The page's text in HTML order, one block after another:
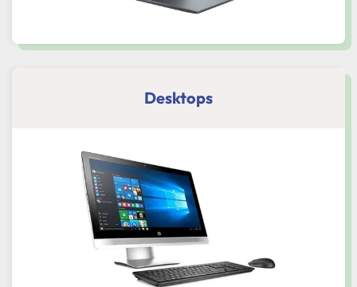
Desktops